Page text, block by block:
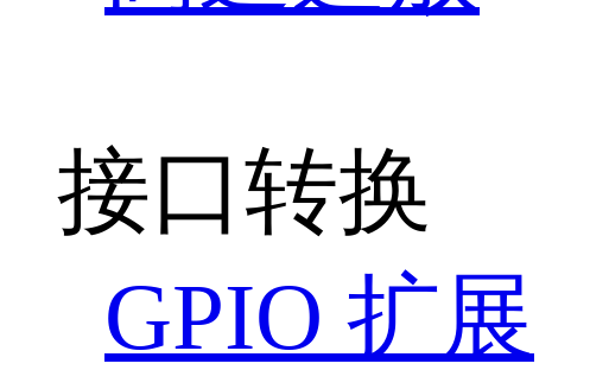
接口转换
GPIO 扩展